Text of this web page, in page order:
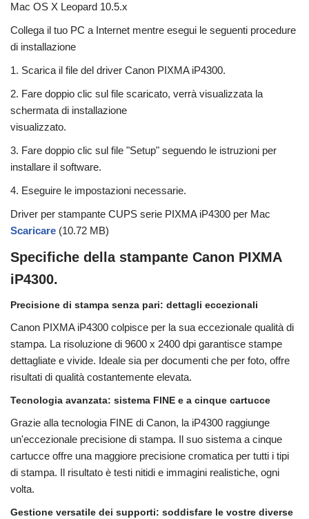
Mac OS X Leopard 10.5.x
Collega il tuo PC a Internet mentre esegui le seguenti procedure
di installazione
1. Scarica il file del driver Canon PIXMA iP4300.
2. Fare doppio clic sul file scaricato, verrà visualizzata la
schermata di installazione
visualizzato.
3. Fare doppio clic sul file "Setup" seguendo le istruzioni per
installare il software.
4. Eseguire le impostazioni necessarie.
Driver per stampante CUPS serie PIXMA iP4300 per Mac
Scaricare (10.72 MB)
Specifiche della stampante Canon PIXMA
iP4300.
Precisione di stampa senza pari: dettagli eccezionali
Canon PIXMA iP4300 colpisce per la sua eccezionale qualità di
stampa. La risoluzione di 9600 x 2400 dpi garantisce stampe
dettagliate e vivide. Ideale sia per documenti che per foto, offre
risultati di qualità costantemente elevata.
Tecnologia avanzata: sistema FINE e a cinque cartucce
Grazie alla tecnologia FINE di Canon, la iP4300 raggiunge
un'eccezionale precisione di stampa. Il suo sistema a cinque
cartucce offre una maggiore precisione cromatica per tutti i tipi
di stampa. Il risultato è testi nitidi e immagini realistiche, ogni
volta.
Gestione versatile dei supporti: soddisfare le vostre diverse